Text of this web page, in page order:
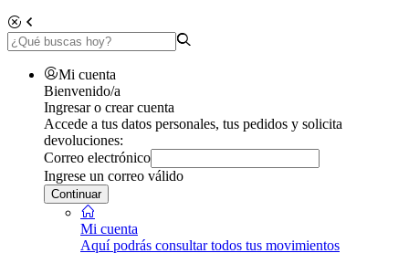
Mi cuenta
Bienvenido/a
Ingresar o crear cuenta
Accede a tus datos personales, tus pedidos y solicita
devoluciones:
Correo electrónico
Ingrese un correo válido
Continuar
Mi cuenta
Aquí podrás consultar todos tus movimientos